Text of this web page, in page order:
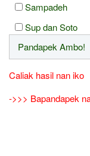
Sampadeh
Sup dan Soto
Caliak hasil nan iko
->>> Bapandapek